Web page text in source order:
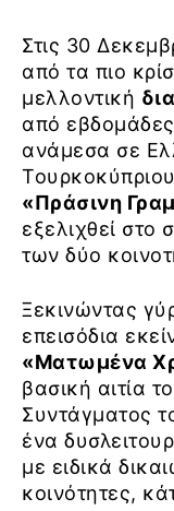
Στις 30
από τα πιο
μελλοντική
από
ανάμεσα σε
«Πράσινη
εξελιχθεί στο
των δύο
Ξεκινώντας
επεισόδια
«Ματωμένα
βασική αιτία
Συντάγματος
ένα
με ειδικά
κοινότητες,